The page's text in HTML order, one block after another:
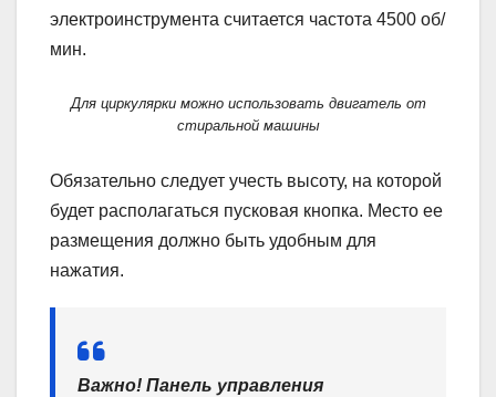
электроинструмента считается частота 4500 об/
мин.
Для циркулярки можно использовать двигатель от
стиральной машины
Обязательно следует учесть высоту, на которой
будет располагаться пусковая кнопка. Место ее
размещения должно быть удобным для
нажатия.
Важно! Панель управления